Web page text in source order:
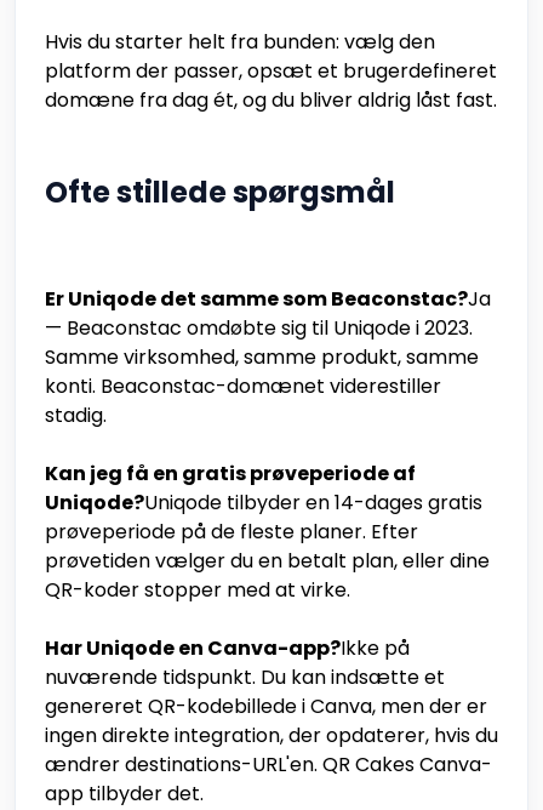
Hvis du starter helt fra bunden: vælg den
platform der passer, opsæt et brugerdefineret
domæne fra dag ét, og du bliver aldrig låst fast.
Ofte stillede spørgsmål
Er Uniqode det samme som Beaconstac?Ja
— Beaconstac omdøbte sig til Uniqode i 2023.
Samme virksomhed, samme produkt, samme
konti. Beaconstac-domænet viderestiller
stadig.
Kan jeg få en gratis prøveperiode af
Uniqode?Uniqode tilbyder en 14-dages gratis
prøveperiode på de fleste planer. Efter
prøvetiden vælger du en betalt plan, eller dine
QR-koder stopper med at virke.
Har Uniqode en Canva-app?Ikke på
nuværende tidspunkt. Du kan indsætte et
genereret QR-kodebillede i Canva, men der er
ingen direkte integration, der opdaterer, hvis du
ændrer destinations-URL'en. QR Cakes Canva-
app tilbyder det.